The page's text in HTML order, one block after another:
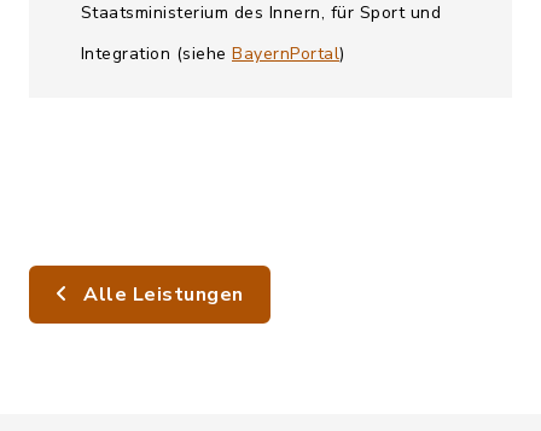
Staatsministerium des Innern, für Sport und
Integration (siehe BayernPortal)
Alle Leistungen